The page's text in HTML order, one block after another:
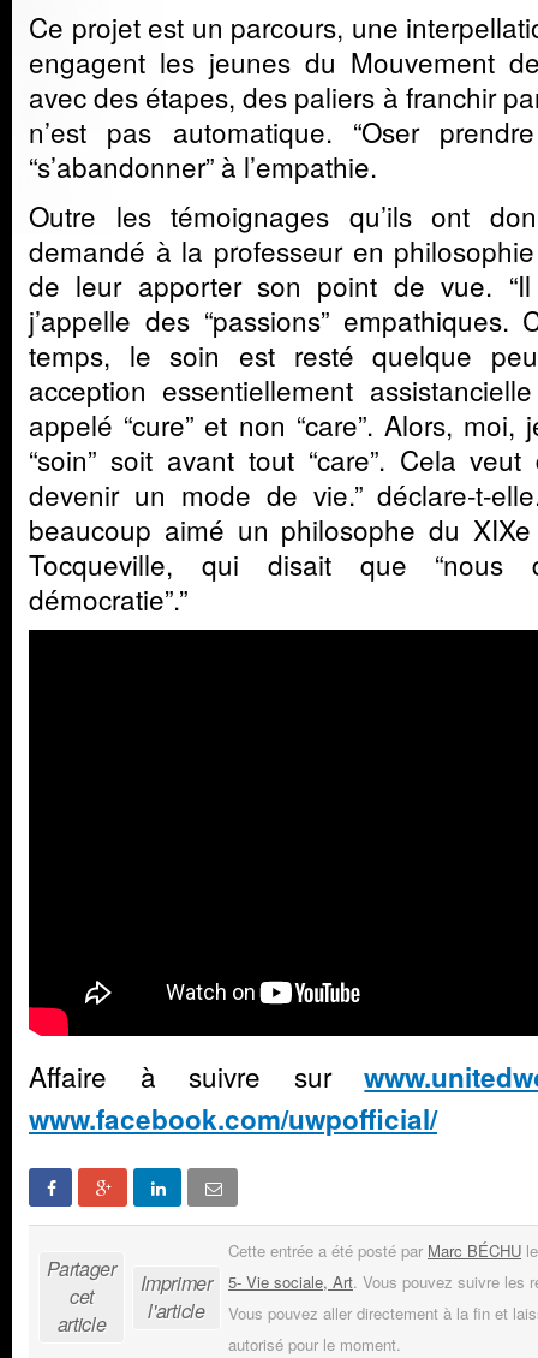
Ce projet est un parcours, une
engagent les jeunes du Mouvement
avec des étapes, des paliers à franchir
n’est pas automatique. “Oser
“s’abandonner” à l’empathie.
Outre les témoignages qu’ils ont
demandé à la professeur en
de leur apporter son point de vue.
j’appelle des “passions” empathiques.
temps, le soin est resté quelque
acception essentiellement
appelé “cure” et non “care”. Alors, moi,
“soin” soit avant tout “care”. Cela
devenir un mode de vie.” déclare-t-
beaucoup aimé un philosophe du
Tocqueville, qui disait que “nous
démocratie”.”
Affaire à suivre sur
www.facebook.com/uwpofficial/
Partager
cet
article
Imprimer
l'article
Cette entrée a été posté par Marc BÉCHU
5- Vie sociale, Art. Vous pouvez suivre les
Vous pouvez aller directement à la fin et
autorisé pour le moment.